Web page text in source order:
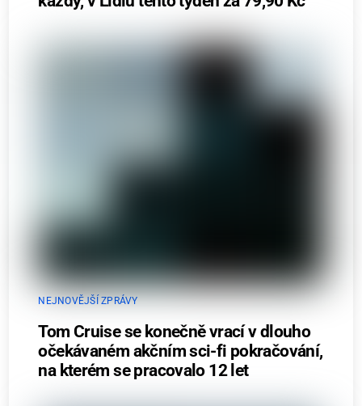
NEJNOVĚJŠÍ ZPRÁVY
Tom Cruise se konečně vrací v dlouho
očekávaném akčním sci-fi pokračování,
na kterém se pracovalo 12 let